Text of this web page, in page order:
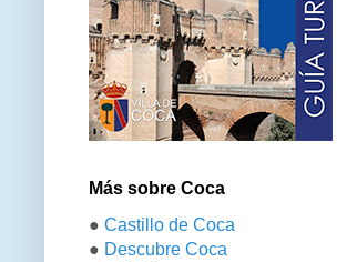
Más sobre Coca
● Castillo de Coca
● Descubre Coca